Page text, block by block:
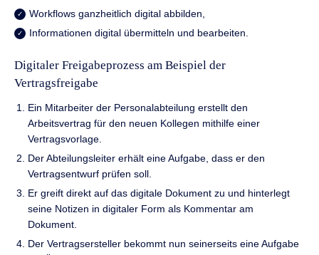
Workflows ganzheitlich digital abbilden,
Informationen digital übermitteln und bearbeiten.
Digitaler Freigabeprozess am Beispiel der
Vertragsfreigabe
Ein Mitarbeiter der Personalabteilung erstellt den
Arbeitsvertrag für den neuen Kollegen mithilfe einer
Vertragsvorlage.
Der Abteilungsleiter erhält eine Aufgabe, dass er den
Vertragsentwurf prüfen soll.
Er greift direkt auf das digitale Dokument zu und hinterlegt
seine Notizen in digitaler Form als Kommentar am
Dokument.
Der Vertragsersteller bekommt nun seinerseits eine Aufgabe